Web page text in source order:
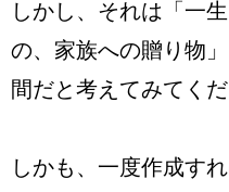
しかし、それは「一
の、家族への贈り物
間だと考えてみてくだ
しかも、一度作成す